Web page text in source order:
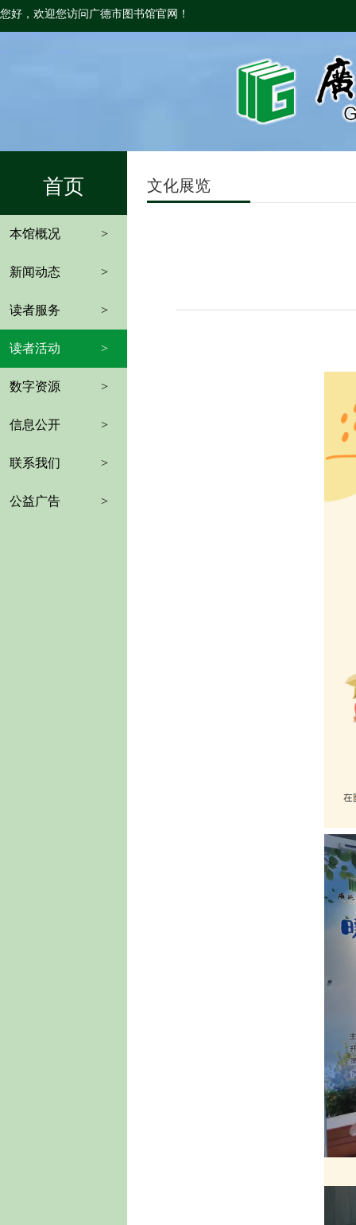
您好，欢迎您访问广德市图书馆官网！
首页
本馆概况 >
新闻动态 >
读者服务 >
读者活动 >
数字资源 >
信息公开 >
联系我们 >
公益广告 >
文化展览